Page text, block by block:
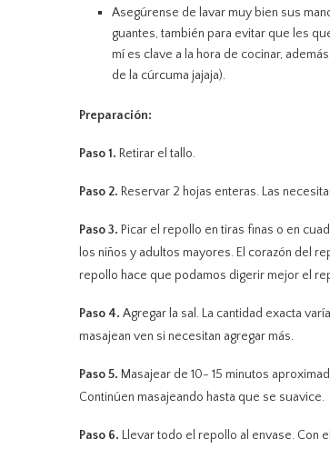
Asegúrense de lavar muy bien sus
guantes, también para evitar que les
mí es clave a la hora de cocinar,
de la cúrcuma jajaja).
Preparación:
Paso 1. Retirar el tallo.
Paso 2. Reservar 2 hojas enteras. Las
Paso 3. Picar el repollo en tiras finas o en
los niños y adultos mayores. El corazón del
repollo hace que podamos digerir mejor el
Paso 4. Agregar la sal. La cantidad exacta
masajean ven si necesitan agregar más.
Paso 5. Masajear de 10- 15 minutos
Continúen masajeando hasta que se suavice.
Paso 6. Llevar todo el repollo al envase. Con